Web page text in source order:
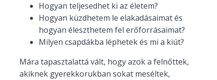
Hogyan teljesedhet ki az életem?
Hogyan küzdhetem le elakadásaimat és
hogyan éleszthetem fel erőforrásaimat?
Milyen csapdákba léphetek és mi a kiút?
Mára tapasztalattá vált, hogy azok a felnőttek,
akiknek gyerekkorukban sokat meséltek,